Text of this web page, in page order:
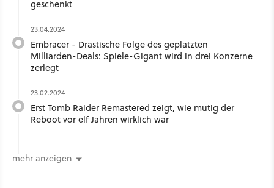
geschenkt
23.04.2024
Embracer - Drastische Folge des geplatzten
Milliarden-Deals: Spiele-Gigant wird in drei Konzerne
zerlegt
23.02.2024
Erst Tomb Raider Remastered zeigt, wie mutig der
Reboot vor elf Jahren wirklich war
mehr anzeigen